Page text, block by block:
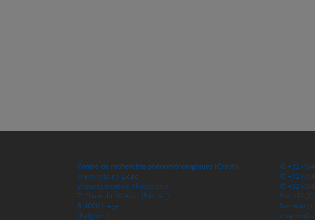
Centre de recherches phénoménologiques (Creph)
Université de Liège
Département de Philosophie
7, Place du 20-Août (Bât. A1)
B-4000 Liège
(Belgium)
+32
+32
+32
Fax +32
Secretary: